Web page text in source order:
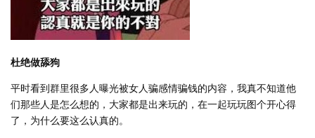
杜绝做舔狗
平时看到群里很多人曝光被女人骗感情骗钱的内容，我真不知道他
们那些人是怎么想的，大家都是出来玩的，在一起玩玩图个开心得
了，为什么要这么认真的。